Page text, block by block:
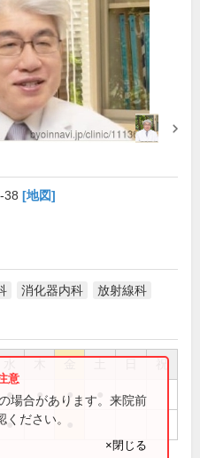
38 [地図]
消化器内科 放射線科
祝
● ● ●
●
場合があります。来院前
ださい。
×閉じる